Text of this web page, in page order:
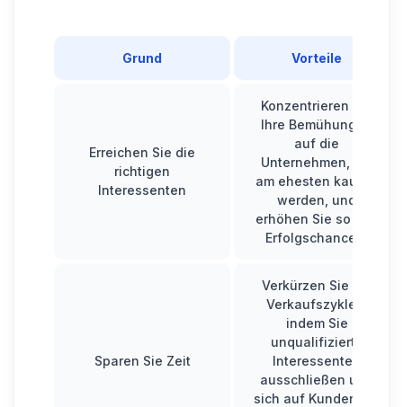
Grund Vorteile
Erreichen Sie die
richtigen
Interessenten
Konzentrieren Sie
Ihre Bemühungen
auf die
Unternehmen, die
am ehesten kaufen
werden, und
erhöhen Sie so Ihre
Erfolgschancen.
Sparen Sie Zeit
Verkürzen Sie die
Verkaufszyklen,
indem Sie
unqualifizierte
Interessenten
ausschließen und
sich auf Kunden mit